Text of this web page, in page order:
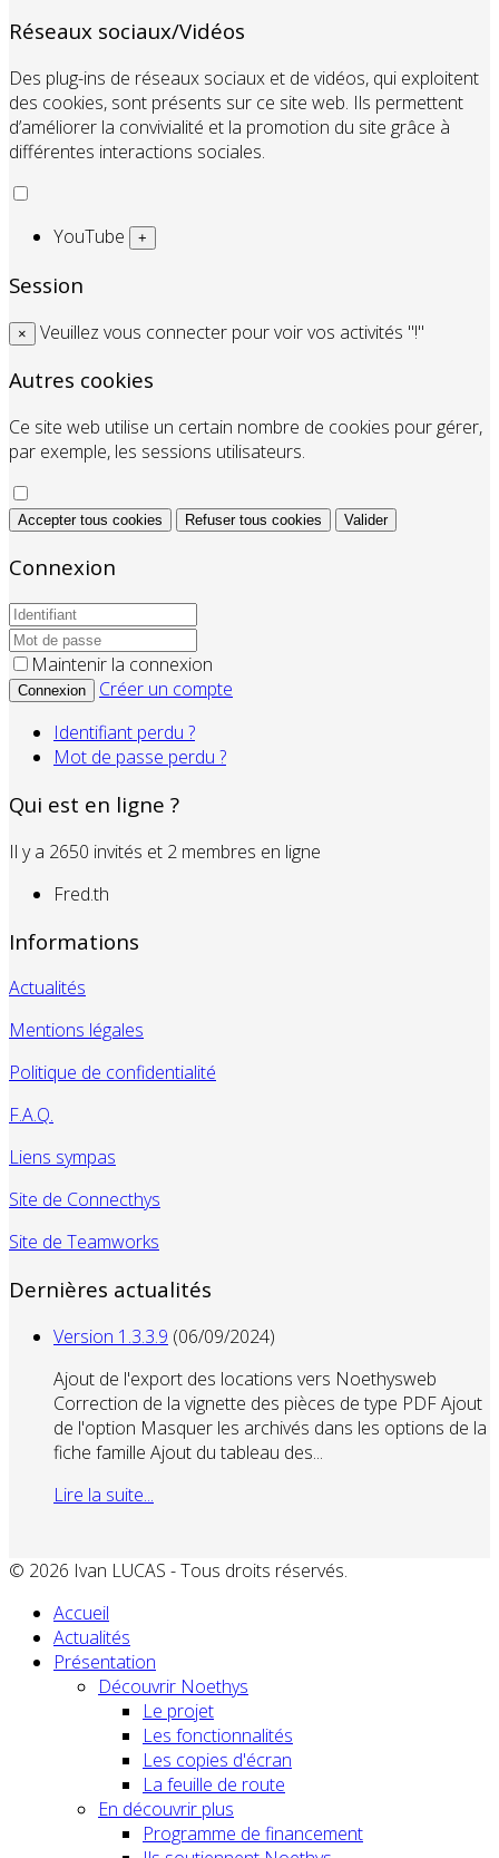
Réseaux sociaux/Vidéos
Des plug-ins de réseaux sociaux et de vidéos, qui exploitent
des cookies, sont présents sur ce site web. Ils permettent
d’améliorer la convivialité et la promotion du site grâce à
différentes interactions sociales.
YouTube +
Session
× Veuillez vous connecter pour voir vos activités "!"
Autres cookies
Ce site web utilise un certain nombre de cookies pour gérer,
par exemple, les sessions utilisateurs.
Accepter tous cookies Refuser tous cookies Valider
Connexion
Maintenir la connexion
Connexion
Créer un compte
Identifiant perdu ?
Mot de passe perdu ?
Qui est en ligne ?
Il y a 2650 invités et 2 membres en ligne
Fred.th
Informations
Actualités
Mentions légales
Politique de confidentialité
F.A.Q.
Liens sympas
Site de Connecthys
Site de Teamworks
Dernières actualités
Version 1.3.3.9 (06/09/2024)
Ajout de l'export des locations vers Noethysweb
Correction de la vignette des pièces de type PDF Ajout
de l'option Masquer les archivés dans les options de la
fiche famille Ajout du tableau des...
Lire la suite...
© 2026 Ivan LUCAS - Tous droits réservés.
Accueil
Actualités
Présentation
Découvrir Noethys
Le projet
Les fonctionnalités
Les copies d'écran
La feuille de route
En découvrir plus
Programme de financement